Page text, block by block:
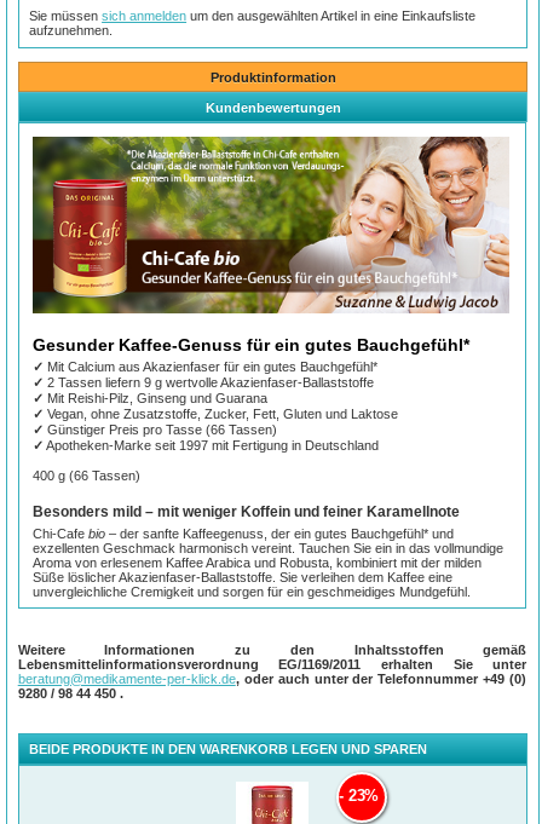
Sie müssensich anmelden um den ausgewählten Artikel in eine Einkaufsliste
aufzunehmen.
Produktinformation
Kundenbewertungen
Gesunder Kaffee-Genuss für ein gutes Bauchgefühl*
✓ Mit Calcium aus Akazienfaser für ein gutes Bauchgefühl*
✓ 2 Tassen liefern 9 g wertvolle Akazienfaser-Ballaststoffe
✓ Mit Reishi-Pilz, Ginseng und Guarana
✓ Vegan, ohne Zusatzstoffe, Zucker, Fett, Gluten und Laktose
✓ Günstiger Preis pro Tasse (66 Tassen)
✓ Apotheken-Marke seit 1997 mit Fertigung in Deutschland
400 g (66 Tassen)
Besonders mild – mit weniger Koffein und feiner Karamellnote
Chi-Cafebio – der sanfte Kaffeegenuss, der ein gutes Bauchgefühl* und
exzellenten Geschmack harmonisch vereint. Tauchen Sie ein in das vollmundige
Aroma von erlesenem Kaffee Arabica und Robusta, kombiniert mit der milden
Süße löslicher Akazienfaser-Ballaststoffe. Sie verleihen dem Kaffee eine
unvergleichliche Cremigkeit und sorgen für ein geschmeidiges Mundgefühl.
verleihen Chi-Cafebioeine harmonisch-milde Nuance.
Mit jeder Tasse Chi-Cafebioerwecken Sie Ihr inneres „Chi“, Ihre Lebensenergie,
und beflügeln Geist und Gemüt.* Lassen Sie sich verzaubern von diesem
Natürliches Calcium für Verdauung, Energie-Stoffwechsel und
liefert Calcium aus der Akazienfaser. 3 Tassen enthalten 18 % der
täglich empfohlenen Dosis an Calcium.
Weitere Informationen zu den Inhaltsstoffen gemäß
Lebensmittelinformationsverordnung EG/1169/2011 erhalten Sie unter
beratung@medikamente-per-klick.de, oder auch unter der Telefonnummer+49 (0)
9280 / 98 44 450 .
BEIDE PRODUKTE IN DEN WARENKORB LEGEN UND SPAREN
23%